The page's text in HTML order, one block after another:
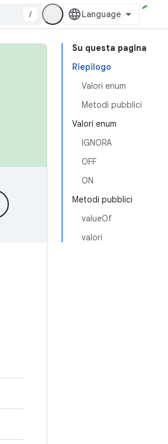
/
Su questa pagina
Riepilogo
Valori enum
Metodi pubblici
Valori enum
IGNORA
OFF
ON
Metodi pubblici
valueOf
valori